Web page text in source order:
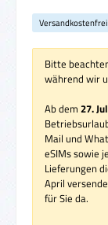
Versandkostenfrei
Bitte
während wir
Ab dem 27.
Mail und
eSIMs sowie
Lieferungen
April
für Sie da.